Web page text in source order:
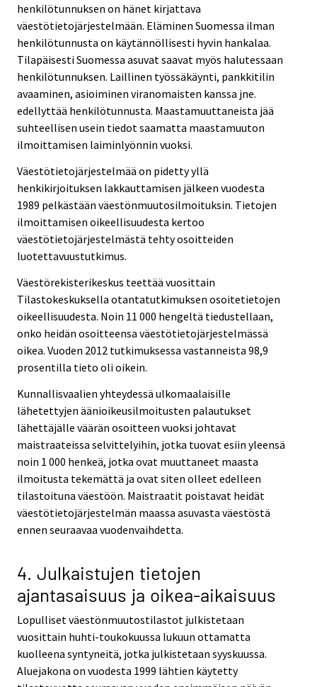
henkilötunnuksen on hänet kirjattava
väestötietojärjestelmään. Eläminen Suomessa ilman
henkilötunnusta on käytännöllisesti hyvin hankalaa.
Tilapäisesti Suomessa asuvat saavat myös halutessaan
henkilötunnuksen. Laillinen työssäkäynti, pankkitilin
avaaminen, asioiminen viranomaisten kanssa jne.
edellyttää henkilötunnusta. Maastamuuttaneista jää
suhteellisen usein tiedot saamatta maastamuuton
ilmoittamisen laiminlyönnin vuoksi.
Väestötietojärjestelmää on pidetty yllä
henkikirjoituksen lakkauttamisen jälkeen vuodesta
1989 pelkästään väestönmuutosilmoituksin. Tietojen
ilmoittamisen oikeellisuudesta kertoo
väestötietojärjestelmästä tehty osoitteiden
luotettavuustutkimus.
Väestörekisterikeskus teettää vuosittain
Tilastokeskuksella otantatutkimuksen osoitetietojen
oikeellisuudesta. Noin 11 000 hengeltä tiedustellaan,
onko heidän osoitteensa väestötietojärjestelmässä
oikea. Vuoden 2012 tutkimuksessa vastanneista 98,9
prosentilla tieto oli oikein.
Kunnallisvaalien yhteydessä ulkomaalaisille
lähetettyjen äänioikeusilmoitusten palautukset
lähettäjälle väärän osoitteen vuoksi johtavat
maistraateissa selvittelyihin, jotka tuovat esiin yleensä
noin 1 000 henkeä, jotka ovat muuttaneet maasta
ilmoitusta tekemättä ja ovat siten olleet edelleen
tilastoituna väestöön. Maistraatit poistavat heidät
väestötietojärjestelmän maassa asuvasta väestöstä
ennen seuraavaa vuodenvaihdetta.
4. Julkaistujen tietojen
ajantasaisuus ja oikea-aikaisuus
Lopulliset väestönmuutostilastot julkistetaan
vuosittain huhti-toukokuussa lukuun ottamatta
kuolleena syntyneitä, jotka julkistetaan syyskuussa.
Aluejakona on vuodesta 1999 lähtien käytetty